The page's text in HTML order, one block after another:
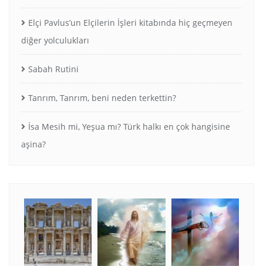
Elçi Pavlus’un Elçilerin İşleri kitabında hiç geçmeyen
diğer yolculukları
Sabah Rutini
Tanrım, Tanrım, beni neden terkettin?
İsa Mesih mi, Yeşua mı? Türk halkı en çok hangisine
aşina?